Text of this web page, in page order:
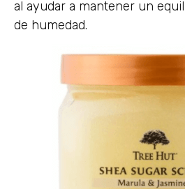
al ayudar a mantener un
de humedad.